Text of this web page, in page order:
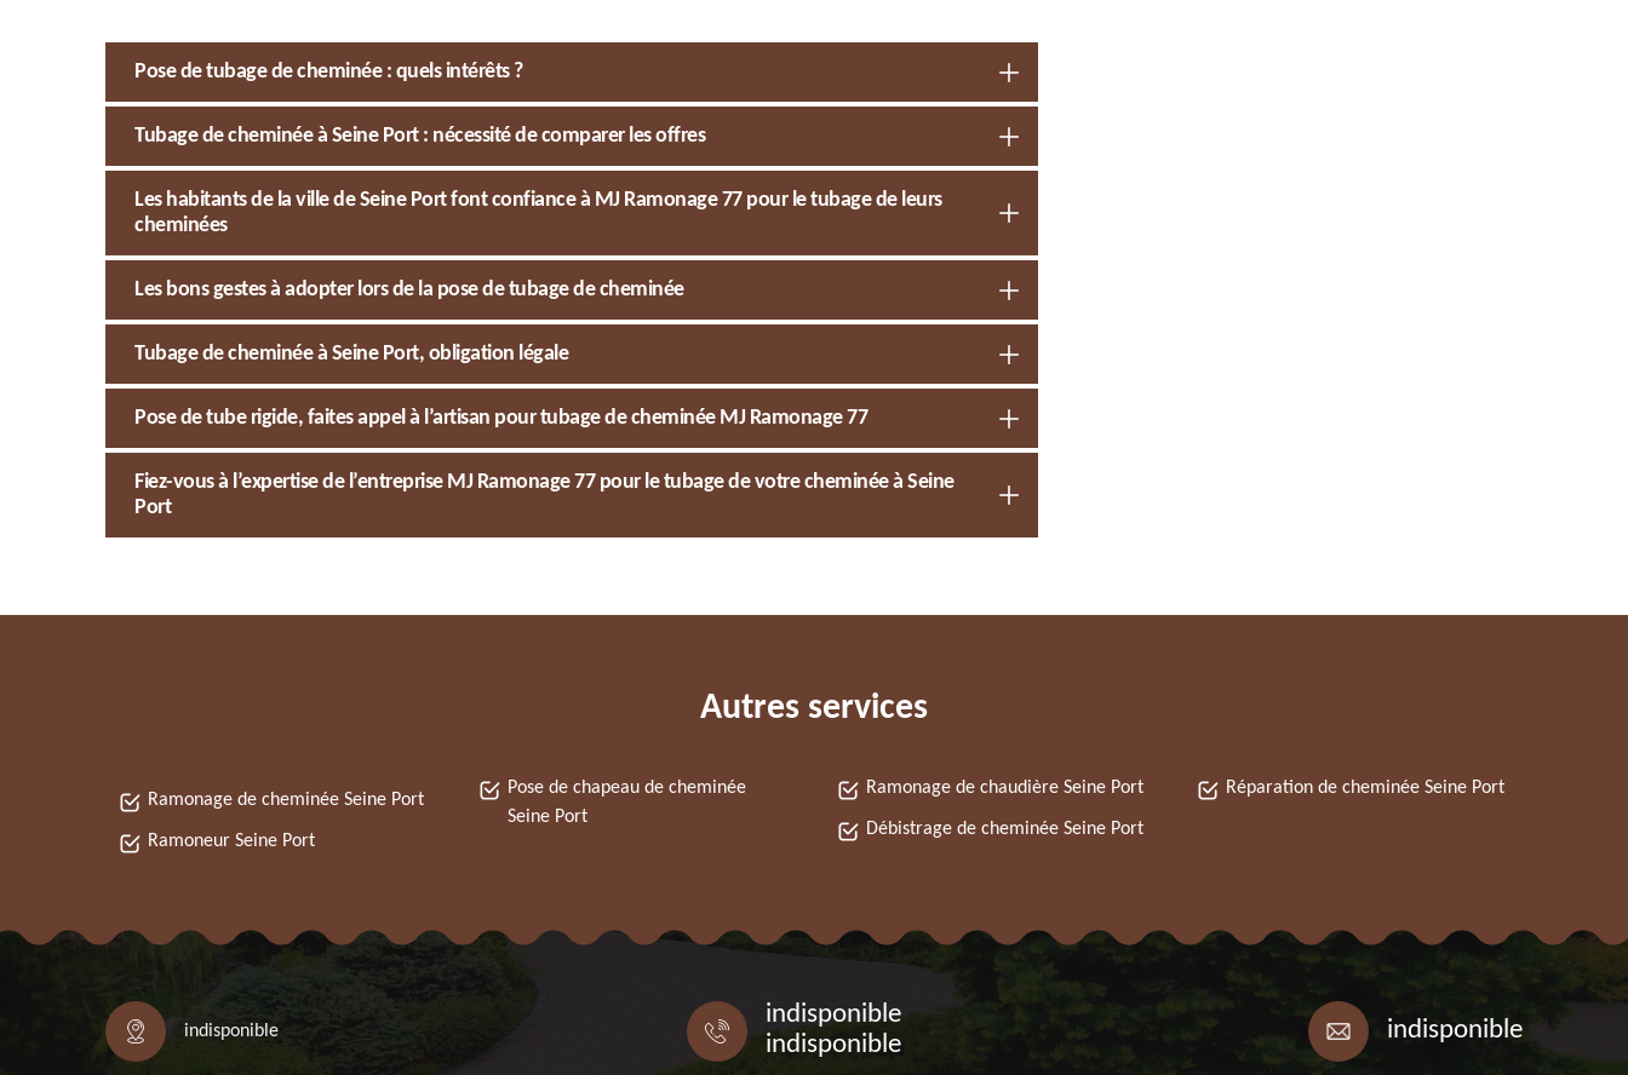
Pose de tubage de cheminée : quels intérêts ?
Tubage de cheminée à Seine Port : nécessité de comparer les offres
Les habitants de la ville de Seine Port font confiance à MJ Ramonage 77 pour le tubage de leurs
cheminées
Les bons gestes à adopter lors de la pose de tubage de cheminée
Tubage de cheminée à Seine Port, obligation légale
Pose de tube rigide, faites appel à l’artisan pour tubage de cheminée MJ Ramonage 77
Fiez-vous à l’expertise de l’entreprise MJ Ramonage 77 pour le tubage de votre cheminée à Seine
Port
Autres services
Ramonage de cheminée Seine Port
Ramoneur Seine Port
Pose de chapeau de cheminée
Seine Port
Ramonage de chaudière Seine Port
Débistrage de cheminée Seine Port
Réparation de cheminée Seine Port
indisponible
indisponible
indisponible
indisponible